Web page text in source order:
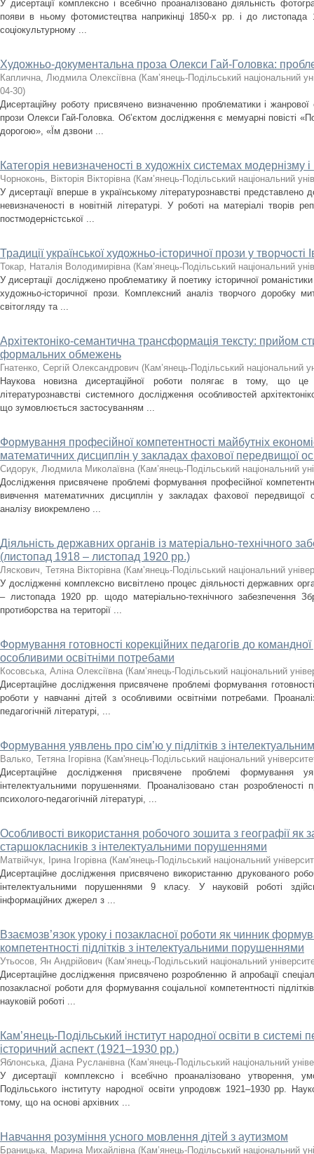
У дисертації комплексно і всебічно проаналізовано діяльність
появи в ньому фотомистецтва наприкінці 1850-х рр. і до
соціокультурному ...
Художньо-документальна проза Олекси Гай-Головка:
Каплична, Людмила Олексіївна (Кам’янець-Подільський національний
04-30)
Дисертаційну роботу присвячено визначенню проблематики і
прози Олекси Гай-Головка. Об’єктом дослідження є мемуарні повісті
дорогою», «Їм дзвони ...
Категорія невизначеності в художніх системах модернізму
Чорноконь, Вікторія Вікторівна (Кам’янець-Подільський національний
У дисертації вперше в українському літературознавстві представлено
невизначеності в новітній літературі. У роботі на матеріалі творів
постмодерністської ...
Традиції української художньо-історичної прози у творчості
Токар, Наталія Володимирівна (Кам’янець-Подільський національний
У дисертації досліджено проблематику й поетику історичної
художньо-історичної прози. Комплексний аналіз творчого доробку
світогляду та ...
Архітектоніко-семантична трансформація тексту: прийом
формальних обмежень
Гнатенко, Сергій Олександрович (Кам’янець-Подільський національний
Наукова новизна дисертаційної роботи полягає в тому, що
літературознавстві системного дослідження особливостей
що зумовлюється застосуванням ...
Формування професійної компетентності майбутніх
математичних дисциплін у закладах фахової передвищої
Сидорук, Людмила Миколаївна (Кам’янець-Подільський національний
Дослідження присвячене проблемі формування професійної
вивчення математичних дисциплін у закладах фахової передвищої
аналізу виокремлено ...
Діяльність державних органів із матеріально-технічного
(листопад 1918 – листопад 1920 рр.)
Ляскович, Тетяна Вікторівна (Кам’янець-Подільський національний
У дослідженні комплексно висвітлено процес діяльності державних
– листопада 1920 рр. щодо матеріально-технічного забезпечення
протиборства на території ...
Формування готовності корекційних педагогів до
особливими освітніми потребами
Косовська, Аліна Олексіївна (Кам’янець-Подільський національний
Дисертаційне дослідження присвячене проблемі формування
роботи у навчанні дітей з особливими освітніми потребами.
педагогічній літературі, ...
Формування уявлень про сім’ю у підлітків з
Валько, Тетяна Ігорівна (Кам'янець-Подільський національний
Дисертаційне дослідження присвячене проблемі формування
інтелектуальними порушеннями. Проаналізовано стан розробленості
психолого-педагогічній літературі, ...
Особливості використання робочого зошита з географії як
старшокласників з інтелектуальними порушеннями
Матвійчук, Ірина Ігорівна (Кам'янець-Подільський національний
Дисертаційне дослідження присвячено використанню друкованого
інтелектуальними порушеннями 9 класу. У науковій роботі
інформаційних джерел з ...
Взаємозв’язок уроку і позакласної роботи як чинник
компетентності підлітків з інтелектуальними порушеннями
Утьосов, Ян Андрійович (Кам’янець-Подільський національний
Дисертаційне дослідження присвячено розробленню й апробації
позакласної роботи для формування соціальної компетентності
науковій роботі ...
Кам’янець-Подільський інститут народної освіти в системі
історичний аспект (1921–1930 рр.)
Яблонська, Діана Русланівна (Кам’янець-Подільський національний
У дисертації комплексно і всебічно проаналізовано утворення,
Подільського інституту народної освіти упродовж 1921–1930 рр.
тому, що на основі архівних ...
Навчання розуміння усного мовлення дітей з аутизмом
Браницька, Марина Михайлівна (Кам’янець-Подільський національний